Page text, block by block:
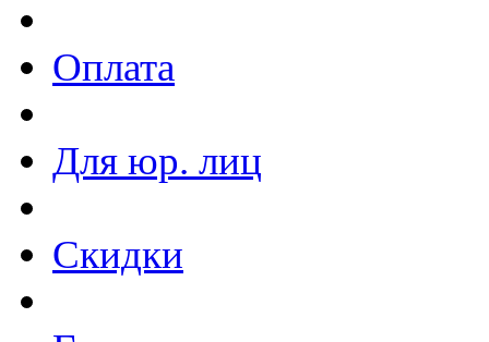
Оплата
Для юр. лиц
Скидки